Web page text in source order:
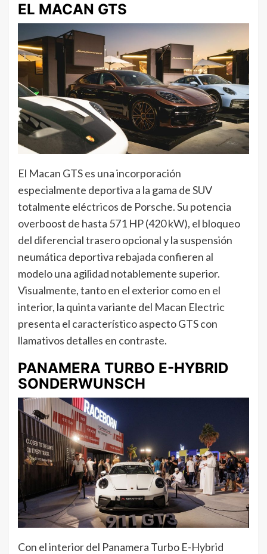
EL MACAN GTS
El Macan GTS es una incorporación
especialmente deportiva a la gama de SUV
totalmente eléctricos de Porsche. Su potencia
overboost de hasta 571 HP (420 kW), el bloqueo
del diferencial trasero opcional y la suspensión
neumática deportiva rebajada confieren al
modelo una agilidad notablemente superior.
Visualmente, tanto en el exterior como en el
interior, la quinta variante del Macan Electric
presenta el característico aspecto GTS con
llamativos detalles en contraste.
PANAMERA TURBO E-HYBRID
SONDERWUNSCH
Con el interior del Panamera Turbo E-Hybrid